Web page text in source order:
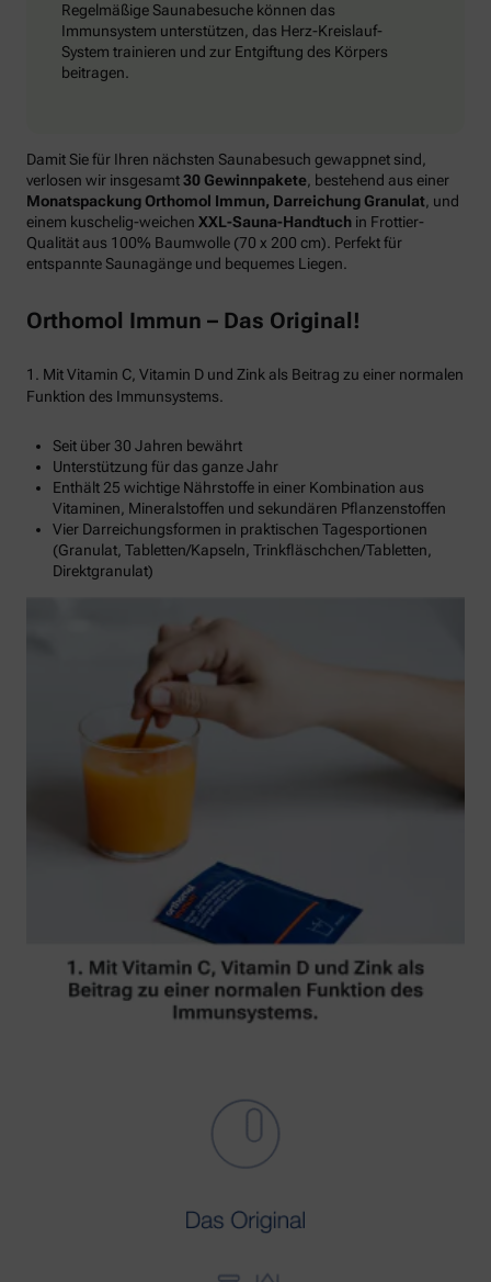
Regelmäßige Saunabesuche können das
Immunsystem unterstützen, das Herz-Kreislauf-
System trainieren und zur Entgiftung des Körpers
beitragen.
Damit Sie für Ihren nächsten Saunabesuch gewappnet sind,
verlosen wir insgesamt30 Gewinnpakete, bestehend aus einer
Monatspackung Orthomol Immun, Darreichung Granulat, und
einem kuschelig-weichen XXL-Sauna-Handtuch in Frottier-
Qualität aus 100% Baumwolle (70 x 200 cm). Perfekt für
entspannte Saunagänge und bequemes Liegen.
Orthomol Immun – Das Original!
1. Mit Vitamin C, Vitamin D und Zink als Beitrag zu einer normalen
Funktion des Immunsystems.
Seit über 30 Jahren bewährt
Unterstützung für das ganze Jahr
Enthält 25 wichtige Nährstoffe in einer Kombination aus
Vitaminen, Mineralstoffen und sekundären Pflanzenstoffen
Vier Darreichungsformen in praktischen Tagesportionen
(Granulat, Tabletten/Kapseln, Trinkfläschchen/Tabletten,
Direktgranulat)